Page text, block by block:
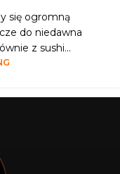
się ogromną
do niedawna
z sushi...